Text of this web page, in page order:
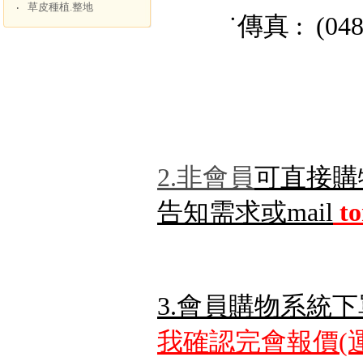
‧
草皮種植.整地
˙傳真 :
2.非會員可直接
告知需求或mail
3.會員購物系統
我確認完會報價(